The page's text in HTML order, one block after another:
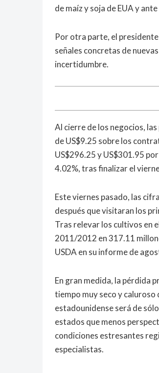
de maíz y soja de EUA y
Por otra parte, el presidente
señales concretas de
incertidumbre.
Al cierre de los negocios,
de US$9.25 sobre los
US$296.25 y US$301.95
4.02%, tras finalizar el
Este viernes pasado, las
después que visitaran los
Tras relevar los cultivos en
2011/2012 en 317.11
USDA en su informe de
En gran medida, la pérdida
tiempo muy seco y
estadounidense será de
estados que menos
condiciones estresantes
especialistas.